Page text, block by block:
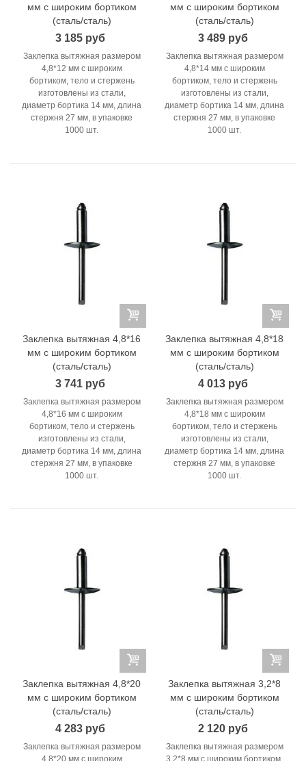
мм с широким бортиком
(сталь/сталь)
3 185 руб
Заклепка вытяжная размером
4,8*12 мм с широким
бортиком, тело и стержень
изготовлены из стали,
диаметр бортика 14 мм, длина
стержня 27 мм, в упаковке
1000 шт.
мм с широким бортиком
(сталь/сталь)
3 489 руб
Заклепка вытяжная размером
4,8*14 мм с широким
бортиком, тело и стержень
изготовлены из стали,
диаметр бортика 14 мм, длина
стержня 27 мм, в упаковке
1000 шт.
Заклепка вытяжная 4,8*16
мм с широким бортиком
(сталь/сталь)
3 741 руб
Заклепка вытяжная размером
4,8*16 мм с широким
бортиком, тело и стержень
изготовлены из стали,
диаметр бортика 14 мм, длина
стержня 27 мм, в упаковке
1000 шт.
Заклепка вытяжная 4,8*18
мм с широким бортиком
(сталь/сталь)
4 013 руб
Заклепка вытяжная размером
4,8*18 мм с широким
бортиком, тело и стержень
изготовлены из стали,
диаметр бортика 14 мм, длина
стержня 27 мм, в упаковке
1000 шт.
Заклепка вытяжная 4,8*20
мм с широким бортиком
(сталь/сталь)
4 283 руб
Заклепка вытяжная размером
4,8*20 мм с широким
Заклепка вытяжная 3,2*8
мм с широким бортиком
(сталь/сталь)
2 120 руб
Заклепка вытяжная размером
3,2*8 мм с широким бортиком,